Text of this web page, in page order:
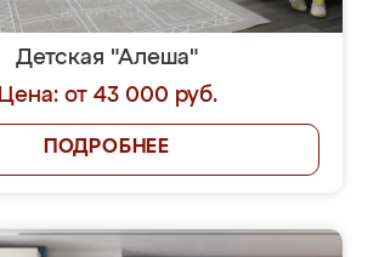
Детская "Алеша"
Цена: от 43 000 руб.
ПОДРОБНЕЕ